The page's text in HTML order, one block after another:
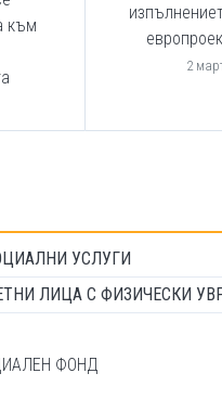
към
2
УСЛУГИ
ЛИЦА С ФИЗИЧЕСКИ
ФОНД